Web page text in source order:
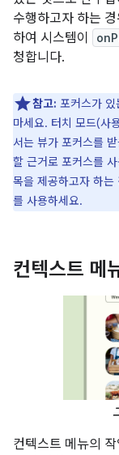
수행하고자 하는 경
하여 시스템이
청합니다.
참고: 포커스가 있
마세요. 터치 모드(사
서는 뷰가 포커스를
할 근거로 포커스를
목을 제공하고자 하는
를 사용하세요.
컨텍스트 메
컨텍스트 메뉴의